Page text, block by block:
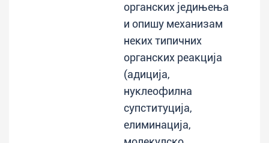
органских једињења
и опишу механизам
неких типичних
органских реакција
(адиција,
нуклеофилна
супституција,
елиминација,